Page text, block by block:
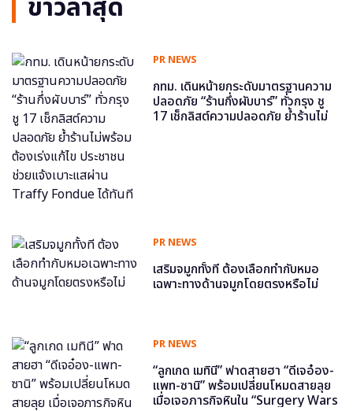
ข่าวล่าสุด
PR NEWS
กทม. เดินหน้ายกระดับมาตรฐานความ
ปลอดภัย “ร้านกึ่งผับบาร์” ทั่วกรุง ชู
17 เช็กลิสต์ความปลอดภัย ย้ำร้านไม่
PR NEWS
เสริมจมูกทั้งที ต้องเลือกทำกับหมอ
เฉพาะทางด้านจมูกโดยตรงหรือไม่
PR NEWS
“ลูกเกด เมทินี” ฟาดสายฮา “ดีเจอ๋อง-
แพท-ซานิ” พร้อมเปลี่ยนโหมดสายลุย
เมื่อเจอภารกิจหินใน “Surgery Wars